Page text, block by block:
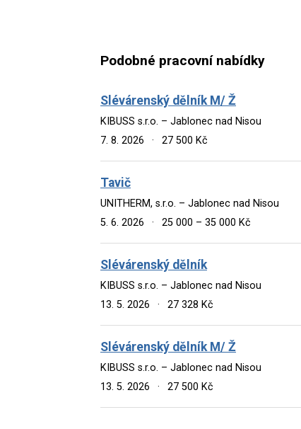
Podobné pracovní nabídky
Slévárenský dělník M/ Ž
KIBUSS s.r.o. – Jablonec nad Nisou
7. 8. 2026
· 27 500 Kč
Tavič
UNITHERM, s.r.o. – Jablonec nad Nisou
5. 6. 2026
· 25 000 – 35 000 Kč
Slévárenský dělník
KIBUSS s.r.o. – Jablonec nad Nisou
13. 5. 2026
· 27 328 Kč
Slévárenský dělník M/ Ž
KIBUSS s.r.o. – Jablonec nad Nisou
13. 5. 2026
· 27 500 Kč